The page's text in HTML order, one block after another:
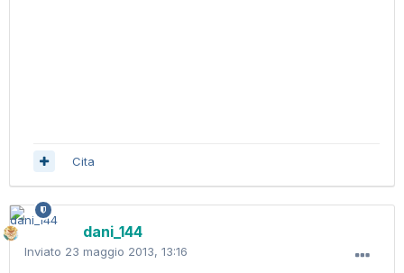
Cita
dani_144
Inviato 23 maggio 2013, 13:16